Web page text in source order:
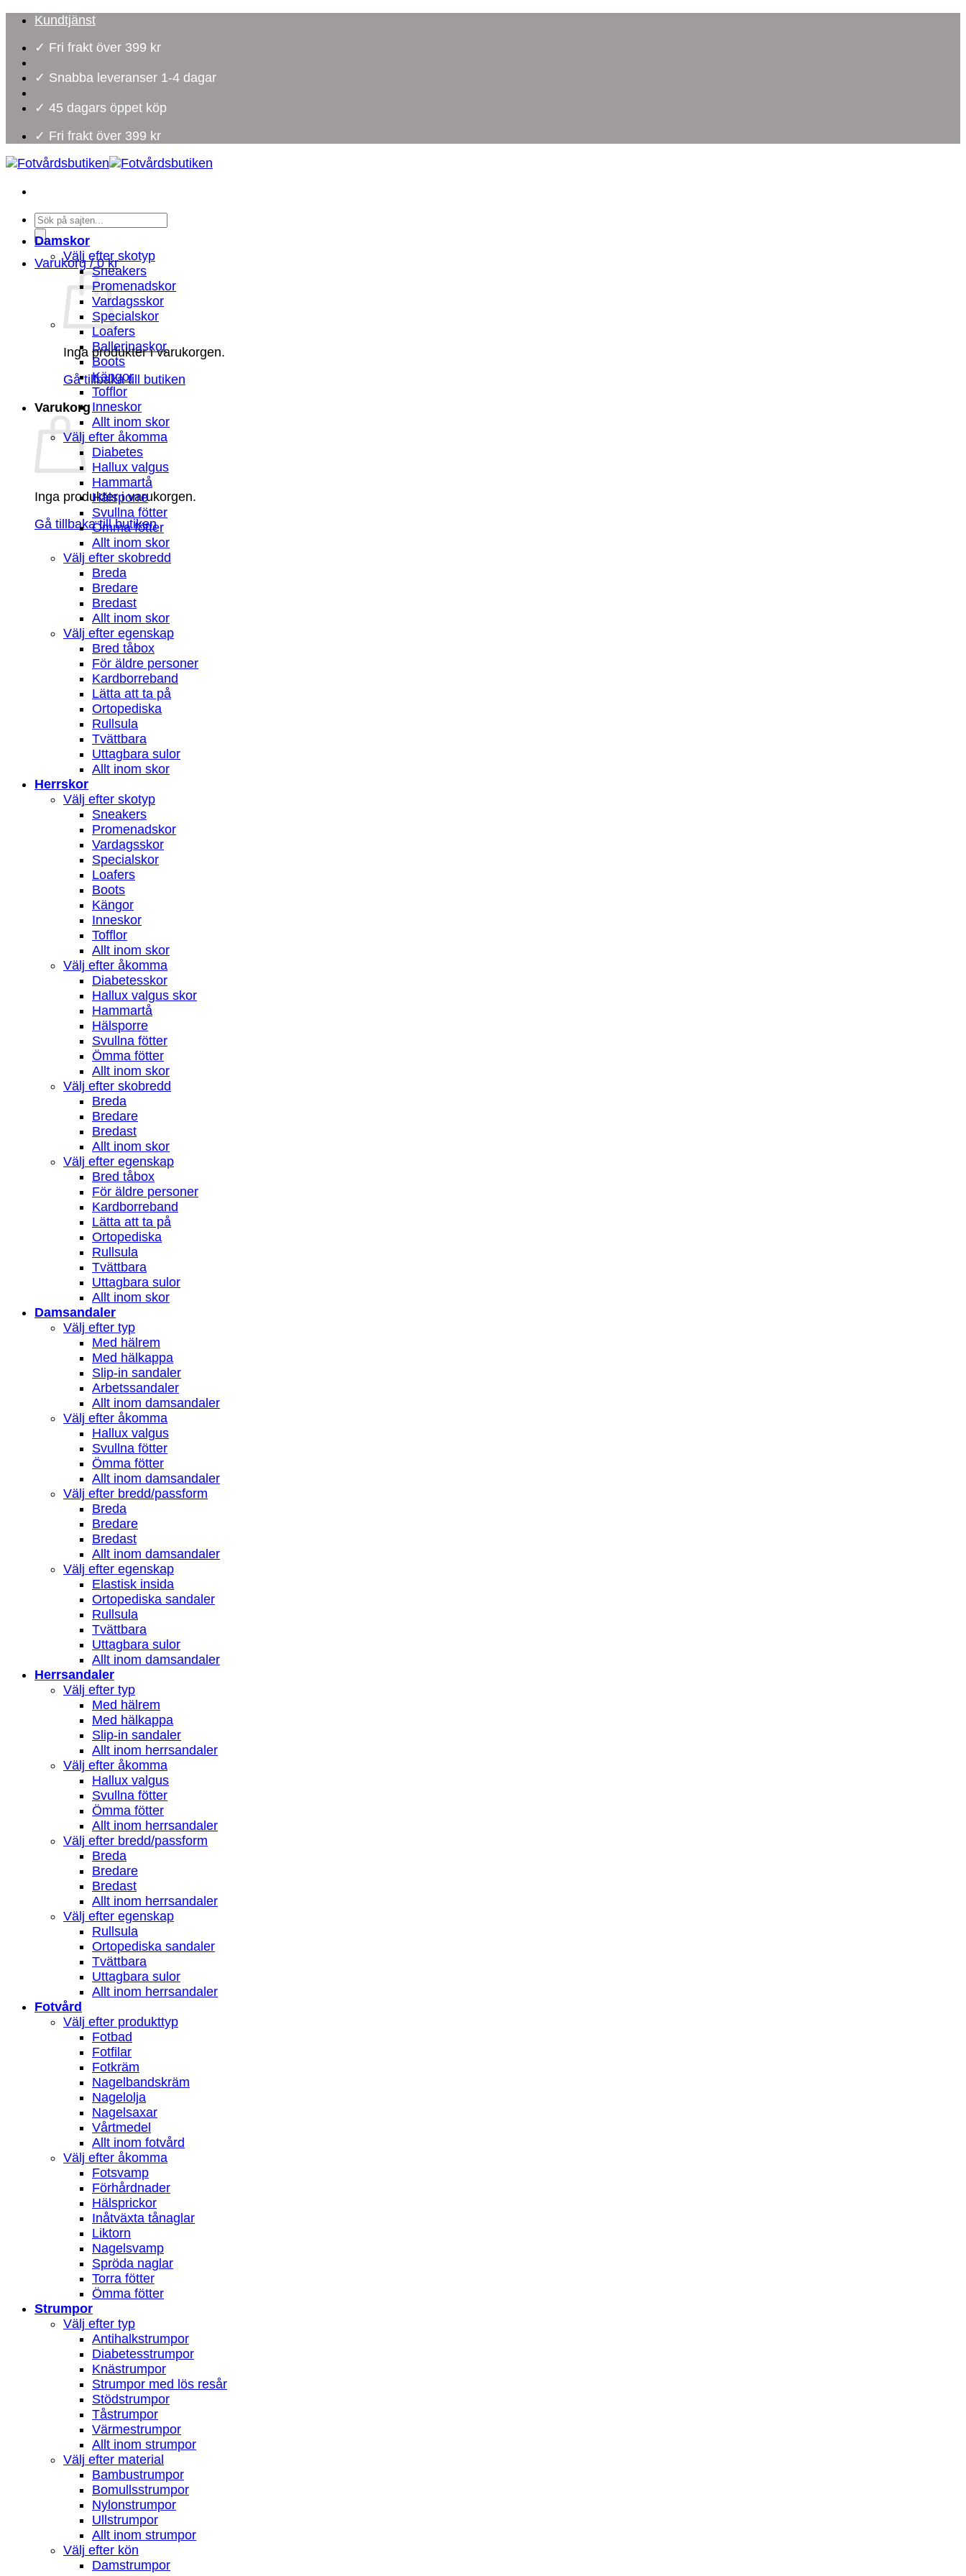
Skip
content
Kundtjänst
✓ Fri frakt över 399 kr
✓ Snabba leveranser 1-4 dagar
✓ 45 dagars öppet köp
✓ Fri frakt över 399 kr
Products
search
Varukorg /0kr
Inga produkter i varukorgen.
Gå tillbaka till butiken
Varukorg
Inga produkter i varukorgen.
Gå tillbaka till butiken
Damskor
Välj efter skotyp
Sneakers
Promenadskor
Vardagsskor
Specialskor
Loafers
Ballerinaskor
Boots
Kängor
Tofflor
Inneskor
Allt inom skor
Välj efter åkomma
Diabetes
Hallux valgus
Hammartå
Hälsporre
Svullna fötter
Ömma fötter
Allt inom skor
Välj efter skobredd
Breda
Bredare
Bredast
Allt inom skor
Välj efter egenskap
Bred tåbox
För äldre personer
Kardborreband
Lätta att ta på
Ortopediska
Rullsula
Tvättbara
Uttagbara sulor
Allt inom skor
Herrskor
Välj efter skotyp
Sneakers
Promenadskor
Vardagsskor
Specialskor
Loafers
Boots
Kängor
Inneskor
Tofflor
Allt inom skor
Välj efter åkomma
Diabetesskor
Hallux valgus skor
Hammartå
Hälsporre
Svullna fötter
Ömma fötter
Allt inom skor
Välj efter skobredd
Breda
Bredare
Bredast
Allt inom skor
Välj efter egenskap
Bred tåbox
För äldre personer
Kardborreband
Lätta att ta på
Ortopediska
Rullsula
Tvättbara
Uttagbara sulor
Allt inom skor
Damsandaler
Välj efter typ
Med hälrem
Med hälkappa
Slip-in sandaler
Arbetssandaler
Allt inom damsandaler
Välj efter åkomma
Hallux valgus
Svullna fötter
Ömma fötter
Allt inom damsandaler
Välj efter bredd/passform
Breda
Bredare
Bredast
Allt inom damsandaler
Välj efter egenskap
Elastisk insida
Ortopediska sandaler
Rullsula
Tvättbara
Uttagbara sulor
Allt inom damsandaler
Herrsandaler
Välj efter typ
Med hälrem
Med hälkappa
Slip-in sandaler
Allt inom herrsandaler
Välj efter åkomma
Hallux valgus
Svullna fötter
Ömma fötter
Allt inom herrsandaler
Välj efter bredd/passform
Breda
Bredare
Bredast
Allt inom herrsandaler
Välj efter egenskap
Rullsula
Ortopediska sandaler
Tvättbara
Uttagbara sulor
Allt inom herrsandaler
Fotvård
Välj efter produkttyp
Fotbad
Fotfilar
Fotkräm
Nagelbandskräm
Nagelolja
Nagelsaxar
Vårtmedel
Allt inom fotvård
Välj efter åkomma
Fotsvamp
Förhårdnader
Hälsprickor
Inåtväxta tånaglar
Liktorn
Nagelsvamp
Spröda naglar
Torra fötter
Ömma fötter
Strumpor
Välj efter typ
Antihalkstrumpor
Diabetesstrumpor
Knästrumpor
Strumpor med lös resår
Stödstrumpor
Tåstrumpor
Värmestrumpor
Allt inom strumpor
Välj efter material
Bambustrumpor
Bomullsstrumpor
Nylonstrumpor
Ullstrumpor
Allt inom strumpor
Välj efter kön
Damstrumpor